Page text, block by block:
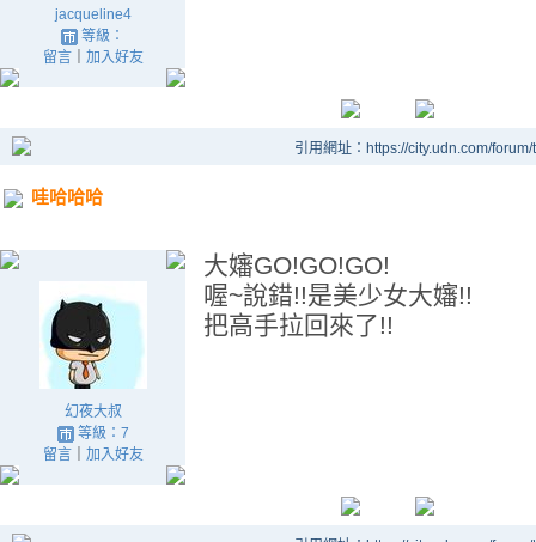
jacqueline4
等級：
留言｜ 加入好友
引用網址：https://city.udn.com/
哇哈哈哈
幻夜大叔
等級：7
留言｜ 加入好友
大嬸GO!GO!GO!
喔~說錯!!是美少女大嬸!!
把高手拉回來了!!